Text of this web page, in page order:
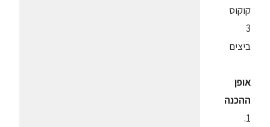
קוקוס
3
ביצים
אופן
ההכנה
1.